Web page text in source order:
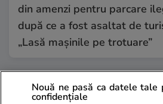
din amenzi pentru parcare
după ce a fost asaltat de
„Lasă mașinile pe trotuare”
LifestyleNouă ne pasă ca datele tale
confidențiale